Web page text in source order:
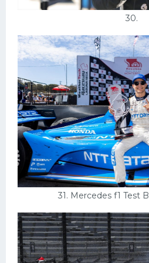
30.
31. Mercedes f1 Test